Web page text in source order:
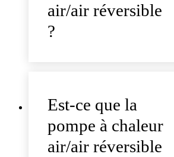
air/air réversible
?
Est-ce que la
pompe à chaleur
air/air réversible